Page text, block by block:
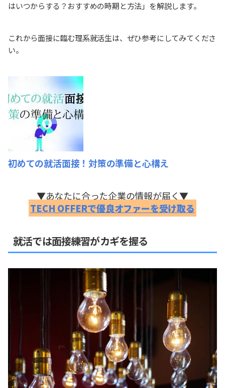
はいつからする？おすすめの時期と方法」を解説します。
これから面接に臨む理系就活生は、ぜひ参考にしてみてくださ
い。
初めての就活面接！対策の準備と心構え
▼あなたに合った企業の情報が届く▼
TECH OFFERで優良オファーを受け取る
就活では面接練習がカギを握る